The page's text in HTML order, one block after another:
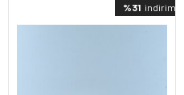
%31 indirimli